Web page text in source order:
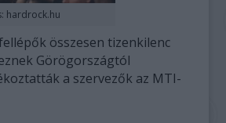
hardrock.hu
összesen tizenkilenc
Görögországtól
a szervezők az MTI-